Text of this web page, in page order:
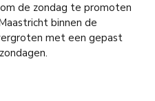
de zondag te promoten
binnen de
met een gepast